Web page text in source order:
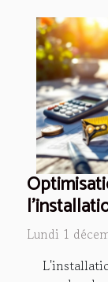
Lundi 1